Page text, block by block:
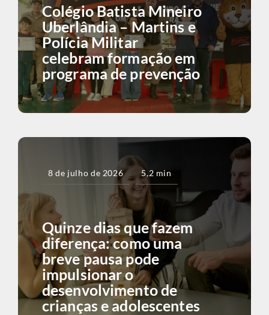
Colégio Batista Mineiro
Uberlândia – Martins e
Polícia Militar
celebram formação em
programa de prevenção
8 de julho de 2026 5,2 min
Quinze dias que fazem
diferença: como uma
breve pausa pode
impulsionar o
desenvolvimento de
crianças e adolescentes